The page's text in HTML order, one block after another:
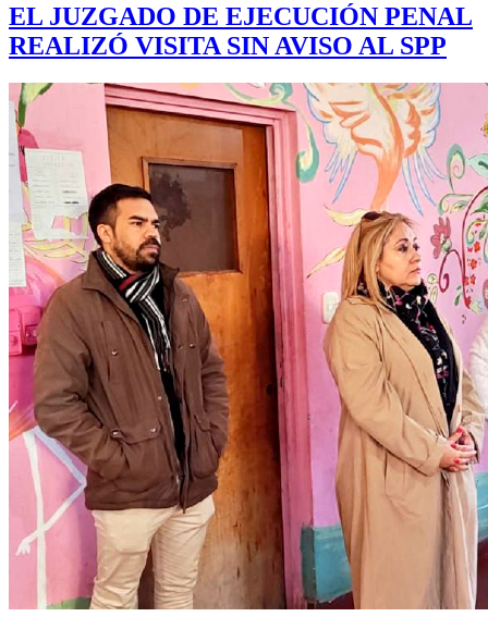
EL JUZGADO DE EJECUCIÓN PENAL
REALIZÓ VISITA SIN AVISO AL SPP